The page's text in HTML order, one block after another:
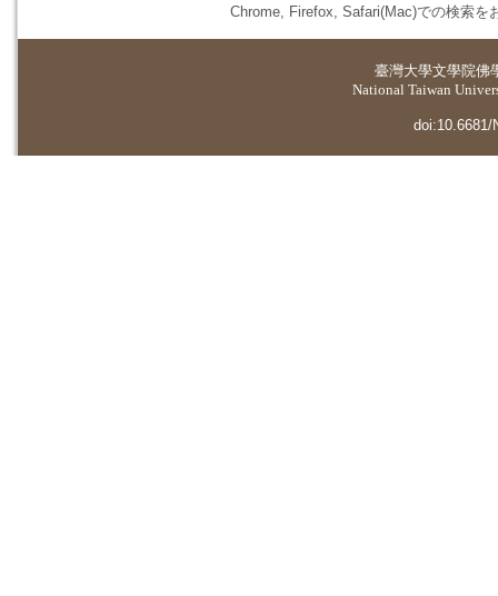
Chrome, Firefox, Safari(Mac)での検索を
臺灣大學文學院佛
National Taiwan
doi:10.6681/